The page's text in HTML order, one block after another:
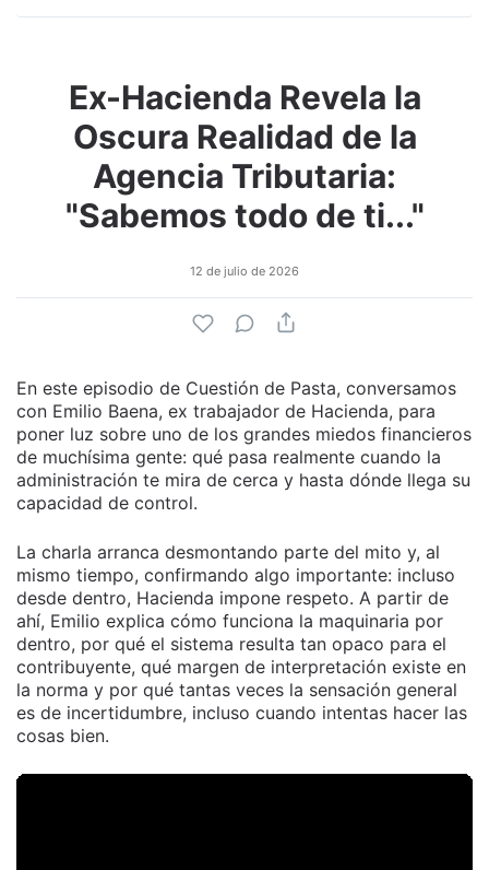
Ex-Hacienda Revela la
Oscura Realidad de la
Agencia Tributaria:
"Sabemos todo de ti..."
12 de julio de 2026
En este episodio de Cuestión de Pasta, conversamos
con Emilio Baena, ex trabajador de Hacienda, para
poner luz sobre uno de los grandes miedos financieros
de muchísima gente: qué pasa realmente cuando la
administración te mira de cerca y hasta dónde llega su
capacidad de control.
La charla arranca desmontando parte del mito y, al
mismo tiempo, confirmando algo importante: incluso
desde dentro, Hacienda impone respeto. A partir de
ahí, Emilio explica cómo funciona la maquinaria por
dentro, por qué el sistema resulta tan opaco para el
contribuyente, qué margen de interpretación existe en
la norma y por qué tantas veces la sensación general
es de incertidumbre, incluso cuando intentas hacer las
cosas bien.